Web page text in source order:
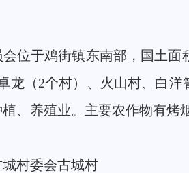
位于鸡街镇东南部，国土面
龙（2个村）、火山村、白
、养殖业。主要农作物有
村委会古城村